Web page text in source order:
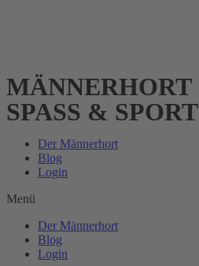
MÄNNERHORT
SPASS & SPORT
Der Männerhort
Blog
Login
Menü
Der Männerhort
Blog
Login